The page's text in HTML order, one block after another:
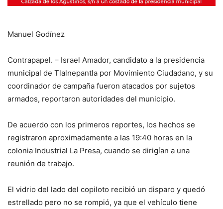
Manuel Godínez
Contrapapel. – Israel Amador, candidato a la presidencia
municipal de Tlalnepantla por Movimiento Ciudadano, y su
coordinador de campaña fueron atacados por sujetos
armados, reportaron autoridades del municipio.
De acuerdo con los primeros reportes, los hechos se
registraron aproximadamente a las 19:40 horas en la
colonia Industrial La Presa, cuando se dirigían a una
reunión de trabajo.
El vidrio del lado del copiloto recibió un disparo y quedó
estrellado pero no se rompió, ya que el vehículo tiene